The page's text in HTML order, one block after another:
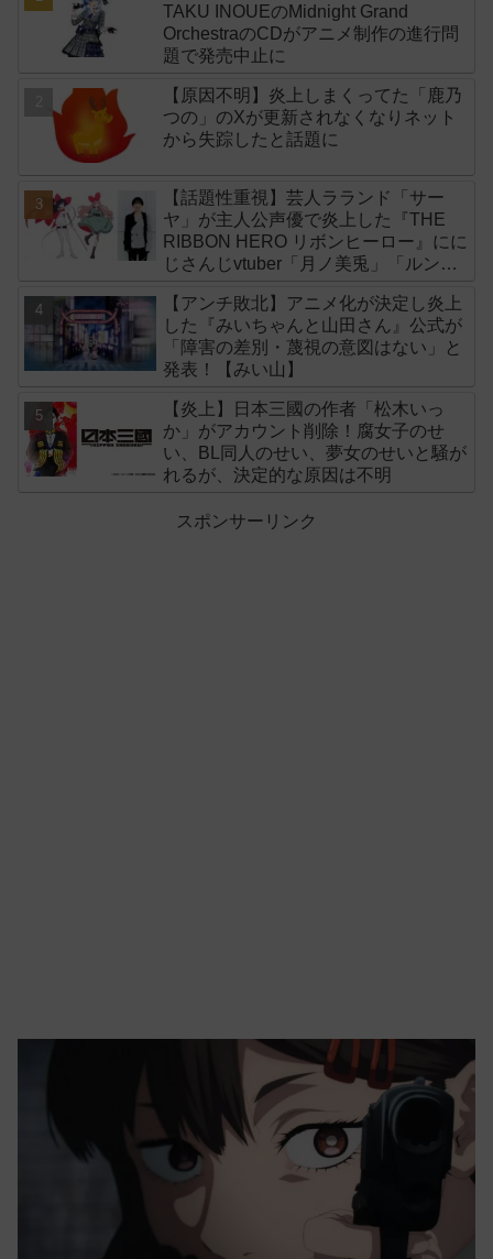
TAKU INOUEのMidnight Grand
OrchestraのCDがアニメ制作の進行問
題で発売中止に
【原因不明】炎上しまくってた「鹿乃
つの」のXが更新されなくなりネット
から失踪したと話題に
【話題性重視】芸人ラランド「サー
ヤ」が主人公声優で炎上した『THE
RIBBON HERO リボンヒーロー』にに
じさんじvtuber「月ノ美兎」「ルンル
【アンチ敗北】アニメ化が決定し炎上
した『みいちゃんと山田さん』公式が
「障害の差別・蔑視の意図はない」と
発表！【みい山】
【炎上】日本三國の作者「松木いっ
か」がアカウント削除！腐女子のせ
い、BL同人のせい、夢女のせいと騒が
れるが、決定的な原因は不明
スポンサーリンク